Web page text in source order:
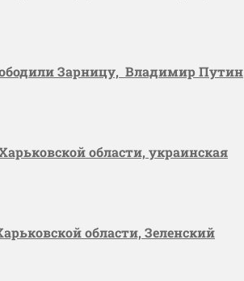
Зарницу, Владимир Путин
области, украинская
области, Зеленский